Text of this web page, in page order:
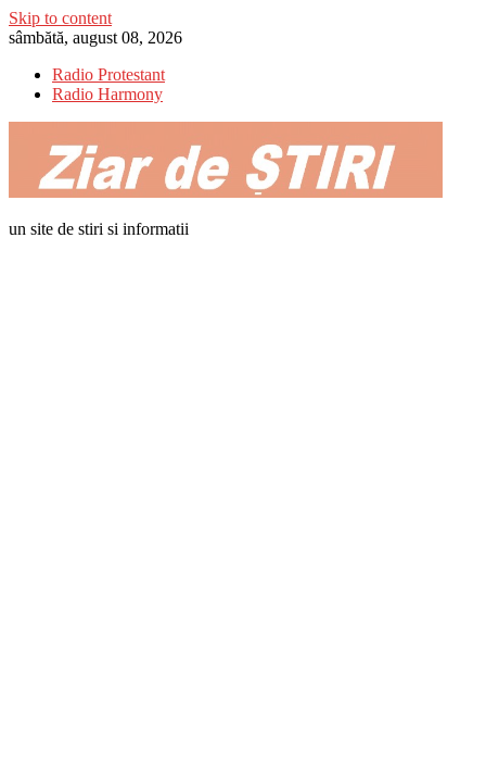
Skip to content
sâmbătă, august 08, 2026
Radio Protestant
Radio Harmony
un site de stiri si informatii